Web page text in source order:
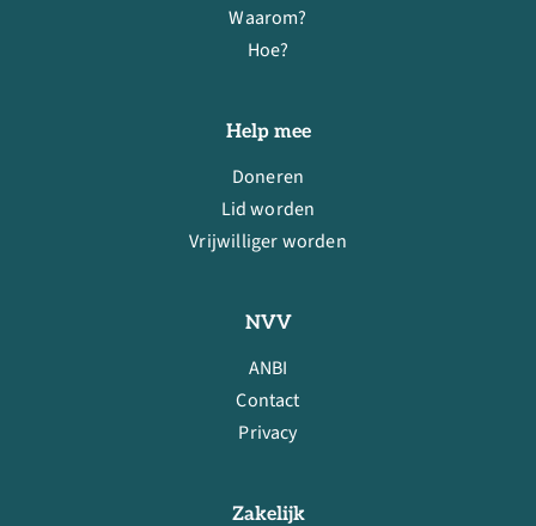
Waarom?
Hoe?
Help mee
Doneren
Lid worden
Vrijwilliger worden
NVV
ANBI
Contact
Privacy
Zakelijk